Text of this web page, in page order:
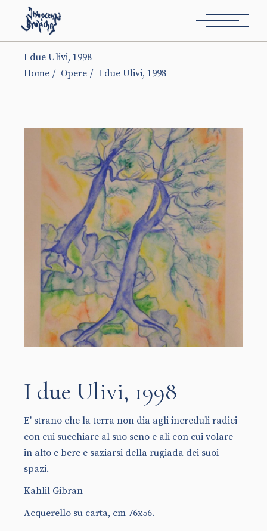
I due Ulivi, 1998
Home
Opere I due Ulivi, 1998
I due Ulivi, 1998
E' strano che la terra non dia agli increduli radici
con cui succhiare al suo seno e ali con cui volare
in alto e bere e saziarsi della rugiada dei suoi
spazi.
Kahlil Gibran
Acquerello su carta, cm 76x56.